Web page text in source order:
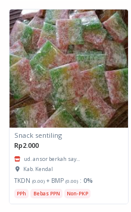
Snack sentiling
Rp2.000
ud. ansor berkah say...
Kab. Kendal
TKDN (0.00) + BMP (0.00) : 0%
PPh Bebas PPN Non-PKP